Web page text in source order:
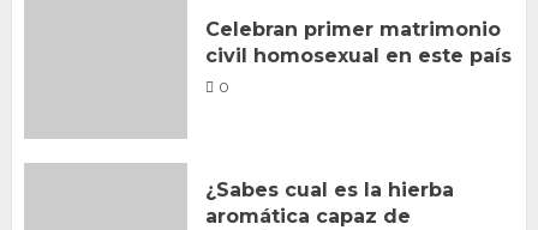
Celebran primer matrimonio
civil homosexual en este país
0
¿Sabes cual es la hierba
aromática capaz de